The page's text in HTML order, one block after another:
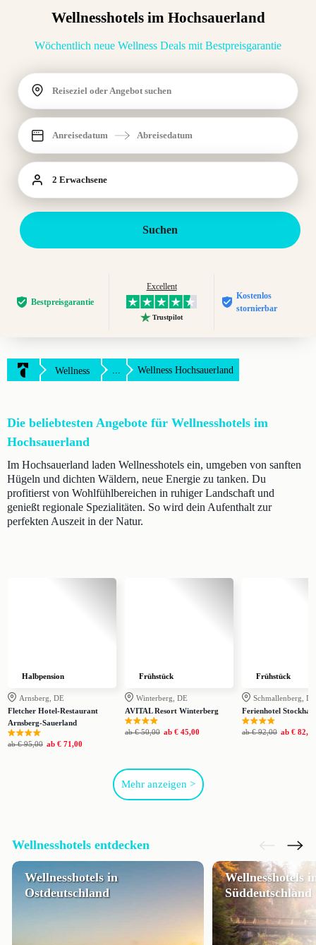
Wellnesshotels im Hochsauerland
Wöchentlich neue Wellness Deals mit Bestpreisgarantie
Reiseziel oder Angebot suchen
Anreisedatum Abreisedatum
2 Erwachsene
Suchen
Bestpreis­garantie
Excellent
Trustpilot
Kostenlos
stornierbar
Wellness ... Wellness Hochsauerland
Die beliebtesten Angebote für Wellnesshotels im
Hochsauerland
Im Hochsauerland laden Wellnesshotels ein, umgeben von sanften
Hügeln und dichten Wäldern, neue Energie zu tanken. Du
profitierst von Wohlfühlbereichen in ruhiger Landschaft und
genießt regionale Spezialitäten. So wird dein Aufenthalt zur
perfekten Auszeit in der Natur.
Halbpension
Arnsberg, DE
Fletcher Hotel-Restaurant
Arnsberg-Sauerland
ab € 95,00 ab € 71,00
Frühstück
Winterberg, DE
AVITAL Resort Winterberg
ab € 50,00 ab € 45,00
Frühstück
Schmallenberg, DE
Ferienhotel
ab € 92,00 ab € 82,00
Mehr anzeigen >
Wellnesshotels entdecken
Wellnesshotels in
Ostdeutschland
Wellnesshotels
Süddeutschland